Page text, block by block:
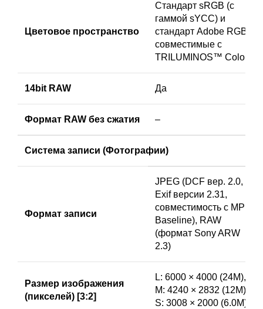
Цветовое пространство
Стандарт sRGB (с
гаммой sYCC) и
стандарт Adobe RGB,
совместимые с
TRILUMINOS™ Color
14bit RAW Да
Формат RAW без сжатия –
Система записи (Фотографии)
Формат записи
JPEG (DCF вер. 2.0,
Exif версии 2.31,
совместимость с MPF
Baseline), RAW
(формат Sony ARW
2.3)
Размер изображения
(пикселей) [3:2]
L: 6000 × 4000 (24М),
М: 4240 × 2832 (12М),
S: 3008 × 2000 (6.0M)